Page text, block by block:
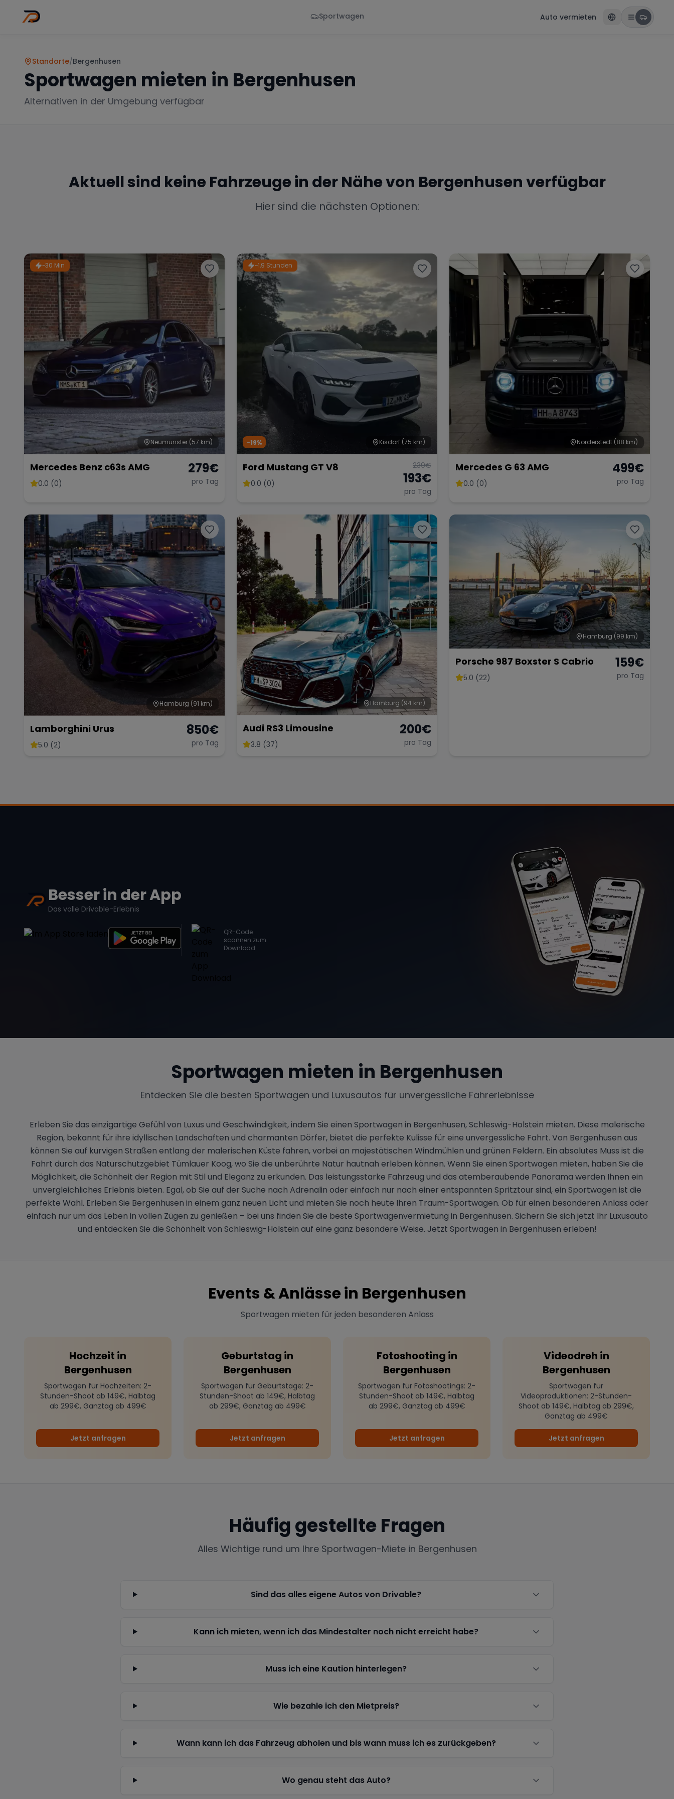
Sportwagen Auto vermieten
Standorte/Bergenhusen
Sportwagen mieten in Bergenhusen
Alternativen in der Umgebung verfügbar
Aktuell sind keine Fahrzeuge in der Nähe von Bergenhusenverfügbar
Hier sind die nächsten Optionen:
~30 Min
Neumünster (57 km)
Mercedes Benz c63s AMG
0.0 (0)
279€
pro Tag
~1,9 Stunden
Kisdorf (75 km)
-19%
Ford Mustang GT V8
0.0 (0)
239€
193€
pro Tag
Norderstedt (88 km)
Mercedes G 63 AMG
0.0 (0)
499€
pro Tag
Hamburg (91 km)
Lamborghini Urus
5.0 (2)
850€
pro Tag
Hamburg (94 km)
Audi RS3 Limousine
3.8 (37)
200€
pro Tag
Hamburg (99 km)
Porsche 987 Boxster S Cabrio
5.0 (22)
159€
pro Tag
Besser in der App
Das volle Drivable-Erlebnis
QR-Code
scannen zum
Download
Sportwagen mieten in Bergenhusen
Entdecken Sie die besten Sportwagen und Luxusautos für unvergessliche Fahrerlebnisse
Erleben Sie das einzigartige Gefühl von Luxus und Geschwindigkeit, indem Sie einen Sportwagen in Bergenhusen, Schleswig-Holstein mieten. Diese malerische
Region, bekannt für ihre idyllischen Landschaften und charmanten Dörfer, bietet die perfekte Kulisse für eine unvergessliche Fahrt. Von Bergenhusen aus
können Sie auf kurvigen Straßen entlang der malerischen Küste fahren, vorbei an majestätischen Windmühlen und grünen Feldern. Ein absolutes Muss ist die
Fahrt durch das Naturschutzgebiet Tümlauer Koog, wo Sie die unberührte Natur hautnah erleben können. Wenn Sie einen Sportwagen mieten, haben Sie die
Möglichkeit, die Schönheit der Region mit Stil und Eleganz zu erkunden. Das leistungsstarke Fahrzeug und das atemberaubende Panorama werden Ihnen ein
unvergleichliches Erlebnis bieten. Egal, ob Sie auf der Suche nach Adrenalin oder einfach nur nach einer entspannten Spritztour sind, ein Sportwagen ist die
perfekte Wahl. Erleben Sie Bergenhusen in einem ganz neuen Licht und mieten Sie noch heute Ihren Traum-Sportwagen. Ob für einen besonderen Anlass oder
einfach nur um das Leben in vollen Zügen zu genießen – bei uns finden Sie die beste Sportwagenvermietung in Bergenhusen. Sichern Sie sich jetzt Ihr Luxusauto
und entdecken Sie die Schönheit von Schleswig-Holstein auf eine ganz besondere Weise. Jetzt Sportwagen in Bergenhusen erleben!
Events & Anlässe in Bergenhusen
Sportwagen mieten für jeden besonderen Anlass
Hochzeit in
Bergenhusen
Sportwagen für Hochzeiten: 2-
Stunden-Shoot ab 149€, Halbtag
ab 299€, Ganztag ab 499€
Jetzt anfragen
Geburtstag in
Bergenhusen
Sportwagen für Geburtstage: 2-
Stunden-Shoot ab 149€, Halbtag
ab 299€, Ganztag ab 499€
Jetzt anfragen
Fotoshooting in
Bergenhusen
Sportwagen für Fotoshootings: 2-
Stunden-Shoot ab 149€, Halbtag
ab 299€, Ganztag ab 499€
Jetzt anfragen
Videodreh in
Bergenhusen
Sportwagen für
Videoproduktionen: 2-Stunden-
Shoot ab 149€, Halbtag ab 299€,
Ganztag ab 499€
Jetzt anfragen
Häufig gestellte Fragen
Alles Wichtige rund um Ihre Sportwagen-Miete in Bergenhusen
Sind das alles eigene Autos von Drivable?
Kann ich mieten, wenn ich das Mindestalter noch nicht erreicht habe?
Muss ich eine Kaution hinterlegen?
Wie bezahle ich den Mietpreis?
Wann kann ich das Fahrzeug abholen und bis wann muss ich es zurückgeben?
Wo genau steht das Auto?